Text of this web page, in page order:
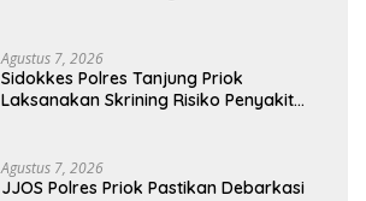
Agustus 7, 2026
Sidokkes Polres Tanjung Priok
Laksanakan Skrining Risiko Penyakit
Agustus 7, 2026
JJOS Polres Priok Pastikan Debarkasi